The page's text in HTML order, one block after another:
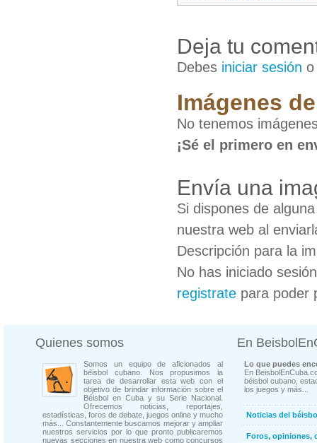
Deja tu
Debes iniciar sesión
Imágenes
No tenemos
¡Sé el primero en
Envía una
Si dispones de
nuestra web al
Descripción para la
No has iniciado
registrate para poder
Quienes somos
Somos un equipo de aficionados al
béisbol cubano. Nos propusimos la
tarea de desarrollar esta web con el
objetivo de brindar información sobre el
Béisbol en Cuba y su Serie Nacional.
Ofrecemos noticias, reportajes,
estadísticas, foros de debate, juegos online y mucho
más... Constantemente buscamos mejorar y ampliar
nuestros servicios por lo que pronto publicaremos
nuevas secciones en nuestra web como concursos
En
Lo que puedes
En
béisbol cubano,
los juegos y más...
Noticias del
Foros, opiniones,